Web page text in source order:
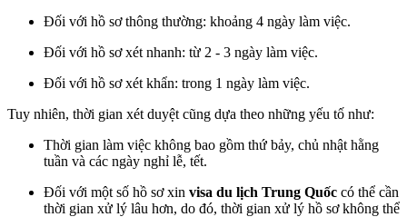
Đối với hồ sơ thông thường: khoảng 4 ngày làm việc.
Đối với hồ sơ xét nhanh: từ 2 - 3 ngày làm việc.
Đối với hồ sơ xét khẩn: trong 1 ngày làm việc.
Tuy nhiên, thời gian xét duyệt cũng dựa theo những yếu tố như:
Thời gian làm việc không bao gồm thứ bảy, chủ nhật hằng
tuần và các ngày nghỉ lễ, tết.
Đối với một số hồ sơ xin visa du lịch Trung Quốc có thể cần
thời gian xử lý lâu hơn, do đó, thời gian xử lý hồ sơ không thể